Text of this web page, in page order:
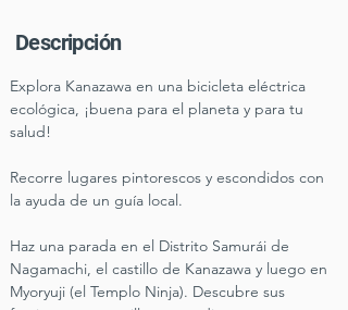
Descripción
Explora Kanazawa en una bicicleta eléctrica
ecológica, ¡buena para el planeta y para tu
salud!
Recorre lugares pintorescos y escondidos con
la ayuda de un guía local.
Haz una parada en el Distrito Samurái de
Nagamachi, el castillo de Kanazawa y luego en
Myoryuji (el Templo Ninja). Descubre sus